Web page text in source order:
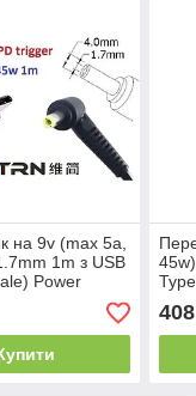
на 9v (max 5a,
1m з USB
Power
(WITRN)
1 день
гар.
408